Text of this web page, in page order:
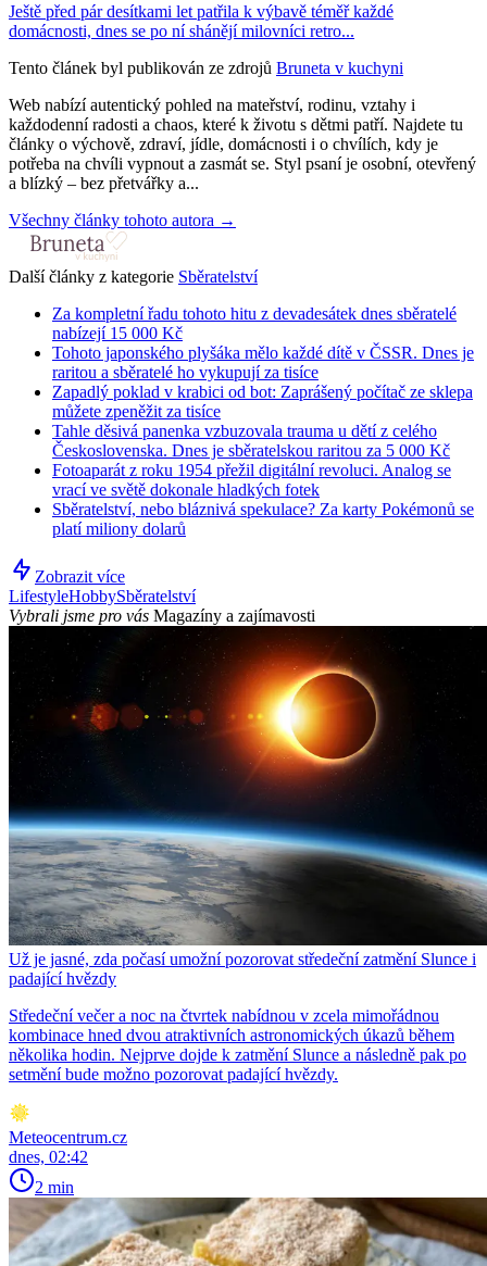
Ještě před pár desítkami let patřila k výbavě téměř každé
domácnosti, dnes se po ní shánějí milovníci retro...
Tento článek byl publikován ze zdrojů Bruneta v kuchyni
Web nabízí autentický pohled na mateřství, rodinu, vztahy i
každodenní radosti a chaos, které k životu s dětmi patří. Najdete tu
články o výchově, zdraví, jídle, domácnosti i o chvílích, kdy je
potřeba na chvíli vypnout a zasmát se. Styl psaní je osobní, otevřený
a blízký – bez přetvářky a...
Všechny články tohoto autora →
Další články z kategorie Sběratelství
Za kompletní řadu tohoto hitu z devadesátek dnes sběratelé
nabízejí 15 000 Kč
Tohoto japonského plyšáka mělo každé dítě v ČSSR. Dnes je
raritou a sběratelé ho vykupují za tisíce
Zapadlý poklad v krabici od bot: Zaprášený počítač ze sklepa
můžete zpeněžit za tisíce
Tahle děsivá panenka vzbuzovala trauma u dětí z celého
Československa. Dnes je sběratelskou raritou za 5 000 Kč
Fotoaparát z roku 1954 přežil digitální revoluci. Analog se
vrací ve světě dokonale hladkých fotek
Sběratelství, nebo bláznivá spekulace? Za karty Pokémonů se
platí miliony dolarů
Zobrazit více
LifestyleHobbySběratelství
Vybrali jsme pro vás Magazíny a zajímavosti
Už je jasné, zda počasí umožní pozorovat středeční zatmění Slunce i
padající hvězdy
Středeční večer a noc na čtvrtek nabídnou v zcela mimořádnou
kombinace hned dvou atraktivních astronomických úkazů během
několika hodin. Nejprve dojde k zatmění Slunce a následně pak po
setmění bude možno pozorovat padající hvězdy.
Meteocentrum.cz
dnes, 02:42
2 min